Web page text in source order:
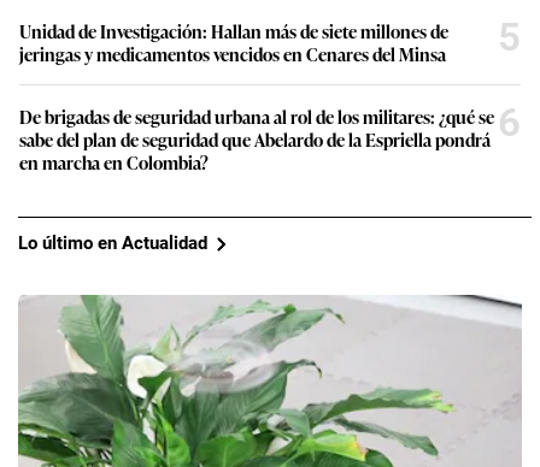
Unidad de Investigación: Hallan más de siete millones de
jeringas y medicamentos vencidos en Cenares del Minsa
5
De brigadas de seguridad urbana al rol de los militares: ¿qué se
sabe del plan de seguridad que Abelardo de la Espriella pondrá
en marcha en Colombia?
6
Lo último en Actualidad